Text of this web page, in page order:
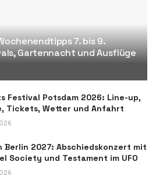
7. bis 9.
Gartennacht und Ausflüge
Festival Potsdam 2026: Line-up,
Tickets, Wetter und Anfahrt
Berlin 2027: Abschiedskonzert mit
Society und Testament im UFO